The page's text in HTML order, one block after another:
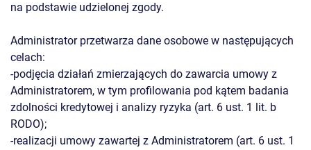
na podstawie udzielonej zgody.
Administrator przetwarza dane osobowe w następujących
celach:
-podjęcia działań zmierzających do zawarcia umowy z
Administratorem, w tym profilowania pod kątem badania
zdolności kredytowej i analizy ryzyka (art. 6 ust. 1 lit. b
RODO);
-realizacji umowy zawartej z Administratorem (art. 6 ust. 1